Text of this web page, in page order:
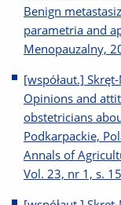
Benign
parametria and
Menopauzalny,
[współaut.] Skręt-
Opinions and
obstetricians
Podkarpackie,
Annals of
Vol. 23, nr 1, s.